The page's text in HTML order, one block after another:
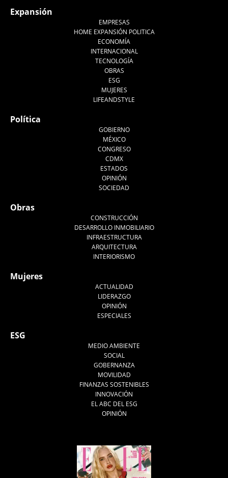
Expansión
EMPRESAS
HOME EXPANSIÓN POLITICA
ECONOMÍA
INTERNACIONAL
TECNOLOGÍA
OBRAS
ESG
MUJERES
LIFEANDSTYLE
Política
GOBIERNO
MÉXICO
CONGRESO
CDMX
ESTADOS
OPINIÓN
SOCIEDAD
Obras
CONSTRUCCIÓN
DESARROLLO INMOBILIARIO
INFRAESTRUCTURA
ARQUITECTURA
INTERIORISMO
Mujeres
ACTUALIDAD
LIDERAZGO
OPINIÓN
ESPECIALES
ESG
MEDIO AMBIENTE
SOCIAL
GOBERNANZA
MOVILIDAD
FINANZAS SOSTENIBLES
INNOVACIÓN
EL ABC DEL ESG
OPINIÓN